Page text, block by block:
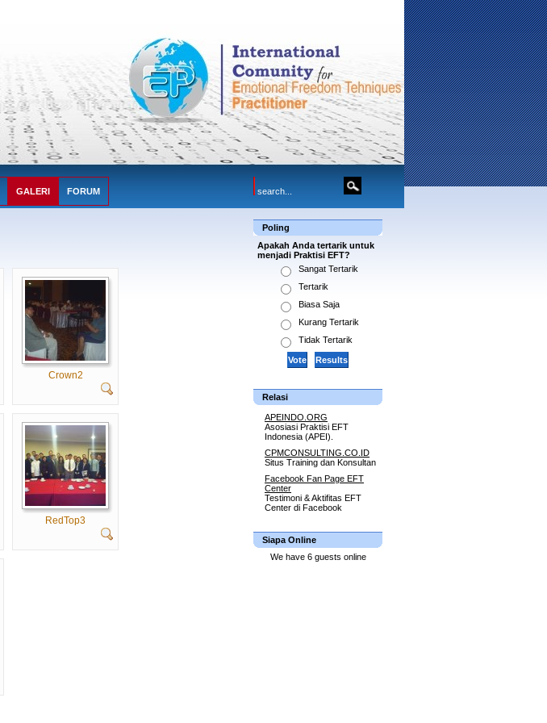
GALERI FORUM
Crown2
RedTop3
Poling
Apakah Anda tertarik untuk
menjadi Praktisi EFT?
Sangat Tertarik
Tertarik
Biasa Saja
Kurang Tertarik
Tidak Tertarik
Relasi
APEINDO.ORG
Asosiasi Praktisi EFT
Indonesia (APEI).
CPMCONSULTING.CO.ID
Situs Training dan Konsultan
Facebook Fan Page EFT
Center
Testimoni & Aktifitas EFT
Center di Facebook
Siapa Online
We have 6 guests online